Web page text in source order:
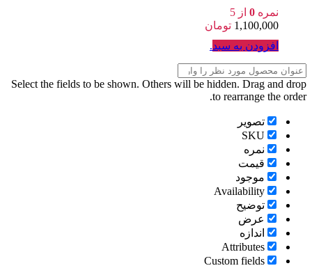
نمره 0 از 5
1,100,000 تومان
افزودن به سبد.
Select the fields to be shown. Others will be hidden. Drag and drop
to rearrange the order.
تصویر
SKU
نمره
قیمت
موجود
Availability
توضیح
عرض
اندازه
Attributes
Custom fields